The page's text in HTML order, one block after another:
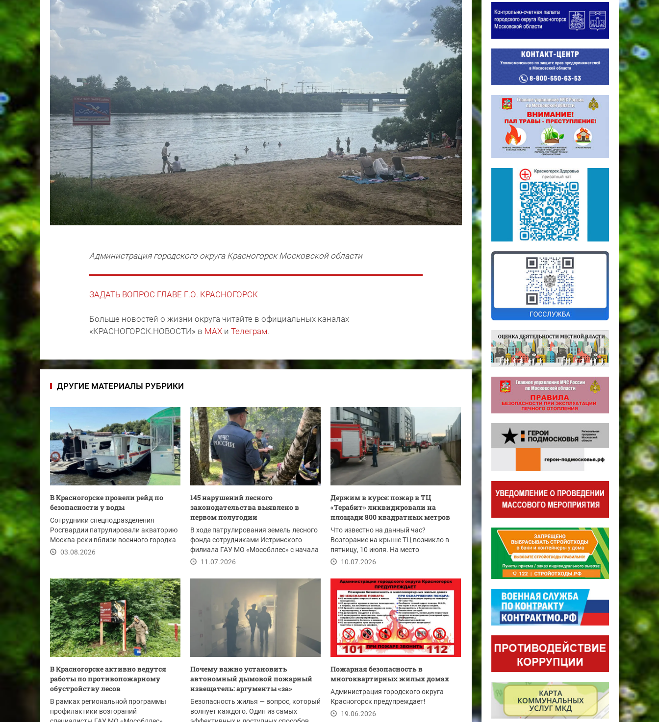
Администрация городского округа Красногорск Московской области
ЗАДАТЬ ВОПРОС ГЛАВЕ Г.О. КРАСНОГОРСК
Больше новостей о жизни округа читайте в официальных каналах
«КРАСНОГОРСК.НОВОСТИ» в MAX и Телеграм.
ДРУГИЕ МАТЕРИАЛЫ РУБРИКИ
В Красногорске провели рейд по
безопасности у воды
Сотрудники спецподразделения
Росгвардии патрулировали акваторию
Москва-реки вблизи военного городка
Павшино....
03.08.2026
145 нарушений лесного
законодательства выявлено в
первом полугодии
В ходе патрулирования земель лесного
фонда сотрудниками Истринского
филиала ГАУ МО «Мособллес» с начала
года выявлено...
11.07.2026
Держим в курсе: пожар в ТЦ
«Терабит» ликвидировали на
площади 800 квадратных метров
Что известно на данный час?
Возгорание на крыше ТЦ возникло в
пятницу, 10 июля. На место
происшествия были...
10.07.2026
В Красногорске активно ведутся
работы по противопожарному
обустройству лесов
В рамках региональной программы
профилактики возгораний
Почему важно установить
автономный дымовой пожарный
извещатель: аргументы «за»
Безопасность жилья — вопрос, который
волнует каждого. Один из самых
Пожарная безопасность в
многоквартирных жилых домах
Администрация городского округа
Красногорск предупреждает!
19.06.2026